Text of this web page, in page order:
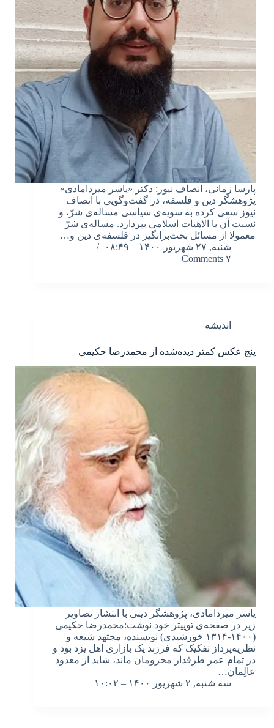
پارسا زمانی، انصاف نیوز: دکتر «یاسر میردامادی»
پژوهشگر دین و فلسفه، در گفت‌وگویی با انصاف
نیوز سعی کرده به سویه‌ی سیاسی مساله‌ی شرّ، و
نسبت آن با الاهیات اسلامی بپردازد. مساله‌ی شرّ
معمولا از مسائل بحث‌برانگیز در فلسفه‌ی دین و…
شنبه, ۲۷ شهریور ۱۴۰۰ – ۰۸:۴۹
۷ Comments
اندیشه
پنج عکس کمتر دیده‌شده از محمدرضا حکیمی
یاسر میردامادی، پژوهشگر دینی با انتشار تصاویر
زیر در صفحه‌ی توییتر خود نوشت:محمدرضا حکیمی
(۱۴۰۰-۱۳۱۴ خورشیدی) نویسنده، مجتهد شیعه و
نظریه‌پرداز تفکیک که فرزند یک بازاری اهل یزد بود و
در تمام عمر طرفدار محرومان ماند، شاید از معدود
عالِمان…
سه شنبه, ۲ شهریور ۱۴۰۰ – ۱۰:۰۲